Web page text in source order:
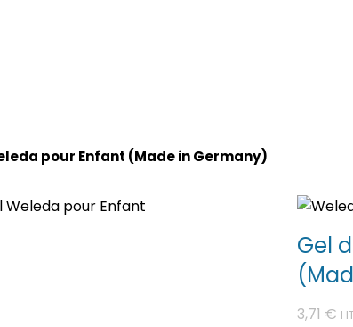
pour Enfant (Made in Germany)
Gel
3,71 €